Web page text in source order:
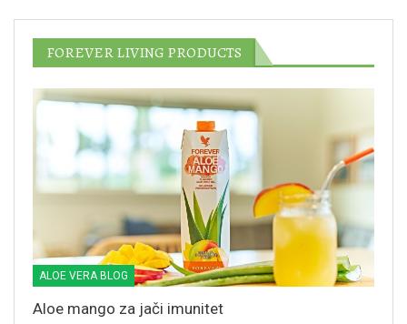
FOREVER LIVING PRODUCTS
ALOE VERA BLOG
Aloe mango za jači imunitet